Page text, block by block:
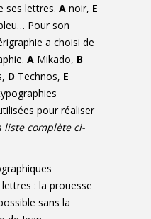
ses lettres. A noir, E
Pour son
a choisi de
A Mikado, B
D Technos, E
pour réaliser
liste complète ci-
: la prouesse
sans la